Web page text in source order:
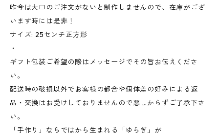
昨今は大口のご注文がないと制作しませんので、在庫がござ
います時には是非！
サイズ: 25センチ正方形
・
ギフト包装ご希望の際はメッセージでその旨お伝えくださ
い。
配送時の破損以外でお客様の都合や個体差の好みによる返
品・交換はお受けしておりませんので悪しからずご了承下さ
い。
「手作り」ならではから生まれる「ゆらぎ」が